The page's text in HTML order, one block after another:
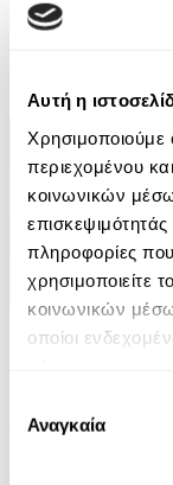
Αυτή η
Χρησιμοποιούμε
περιεχομένου
κοινωνικών
πληροφορίες
χρησιμοποιείτε
κοινωνικών
οποίοι
των υπηρεσιών
συγκατάθεσης
Αναγκαία
Η υπόσχεση
10.99€
Ρέιμοντ Κάρβερ